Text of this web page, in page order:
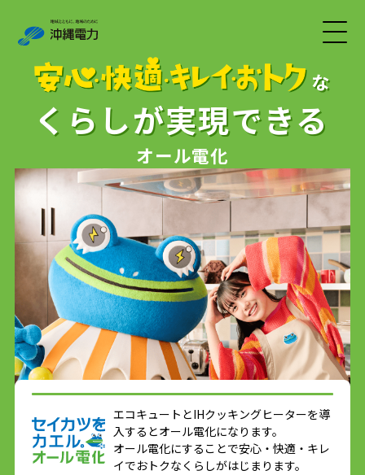
な
くらしが実現できる
オール電化
エコキュートとIHクッキングヒーターを導
入するとオール電化になります。
オール電化にすることで安心・快適・キレ
イでおトクなくらしがはじまります。